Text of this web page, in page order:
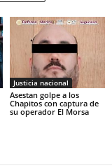
Justicia nacional
Asestan golpe a los
Chapitos con captura de
su operador El Morsa